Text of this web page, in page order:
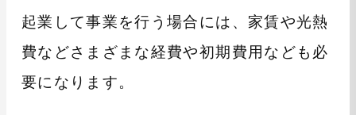
起業して事業を行う場合には、家賃や光熱
費などさまざまな経費や初期費用なども必
要になります。